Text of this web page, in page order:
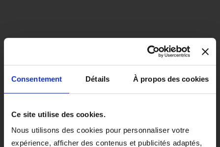
Consentement Détails À propos des cookies
Ce site utilise des cookies.
Nous utilisons des cookies pour personnaliser votre
expérience, afficher des contenus et publicités adaptés,
close
EN COLORIS NOIR, CE PRODUIT
SEPTEMBRE 2026.